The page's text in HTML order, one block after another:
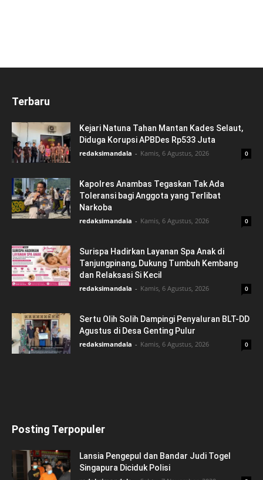
Terbaru
Kejari Natuna Tahan Mantan Kades Selaut,
Diduga Korupsi APBDes Rp533 Juta
redaksimandala - Kamis, 6 Agustus, 2026 0
Kapolres Anambas Tegaskan Tak Ada
Toleransi bagi Anggota yang Terlibat
Narkoba
redaksimandala - Kamis, 6 Agustus, 2026 0
Surispa Hadirkan Layanan Spa Anak di
Tanjungpinang, Dukung Tumbuh Kembang
dan Relaksasi Si Kecil
redaksimandala - Kamis, 6 Agustus, 2026 0
Sertu Olih Solih Dampingi Penyaluran BLT-DD
Agustus di Desa Genting Pulur
redaksimandala - Kamis, 6 Agustus, 2026 0
Posting Terpopuler
Lansia Pengepul dan Bandar Judi Togel
Singapura Diciduk Polisi